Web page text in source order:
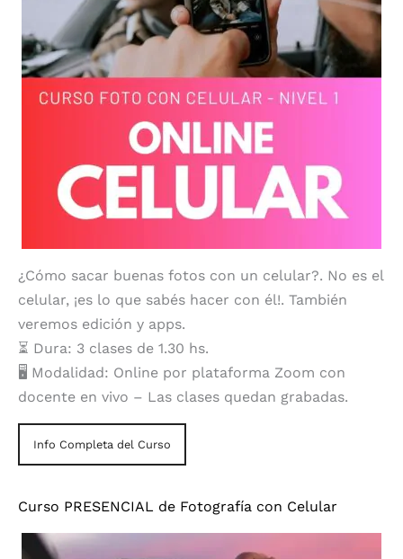
¿Cómo sacar buenas fotos con un celular?. No es el
celular, ¡es lo que sabés hacer con él!. También
veremos edición y apps.
⏳ Dura: 3 clases de 1.30 hs.
🖥️ Modalidad: Online por plataforma Zoom con
docente en vivo – Las clases quedan grabadas.
Info Completa del Curso
Curso PRESENCIAL de Fotografía con Celular